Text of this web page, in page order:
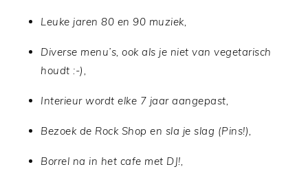
Leuke jaren 80 en 90 muziek,
Diverse menu’s, ook als je niet van vegetarisch
houdt :-),
Interieur wordt elke 7 jaar aangepast,
Bezoek de Rock Shop en sla je slag (Pins!),
Borrel na in het cafe met DJ!,